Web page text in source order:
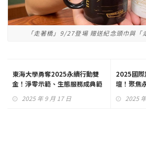
「走著橋」9/27登場 贈送紀念頭巾與「
東海大學勇奪2025永續行動雙
金！淨零示範、生態服務成典範
2025 年 9 月 17 日
2025國際
壇！聚焦
2025